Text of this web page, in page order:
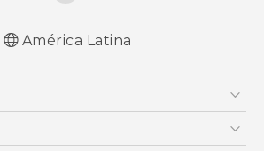
- User manual
América Latina